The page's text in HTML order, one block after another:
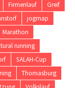
Firmenlauf
Greif
jogmap
Marathon
running
SALAH-Cup
Thomasburg